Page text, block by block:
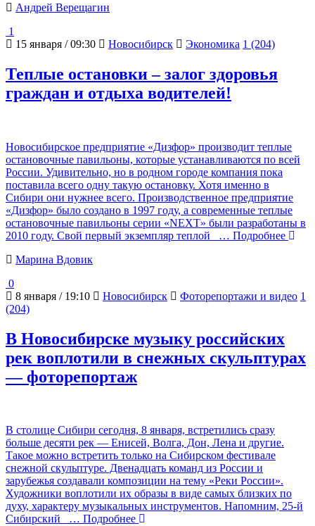
Андрей Верещагин
1
15 января / 09:30
Новосибирск Экономика 1 (204)
Теплые остановки – залог здоровья
граждан и отдыха водителей!
Новосибирское предприятие «Дизфор» производит теплые
остановочные павильоны, которые устанавливаются по всей
России. Удивительно, но в родном городе компания пока
поставила всего одну такую остановку. Хотя именно в
Сибири они нужнее всего. Производственное предприятие
«Дизфор» было создано в 1997 году, а современные теплые
остановочные павильоны серии «NEXT» были разработаны в
2010 году. Свой первый экземпляр теплой
… Подробнее
Марина Вдовик
0
8 января / 19:10
Новосибирск Фоторепортажи и видео 1
(204)
В Новосибирске музыку российских
рек воплотили в снежных скульптурах
— фоторепортаж
В столице Сибири сегодня, 8 января, встретились сразу
больше десяти рек — Енисей, Волга, Дон, Лена и другие.
Такое можно встретить только на Сибирском фестивале
снежной скульптуре. Двенадцать команд из России и
зарубежья создавали композиции на тему «Реки России».
Художники воплотили их образы в виде самых близких по
духу, характеру музыкальных инструментов. Напомним, 25-й
Сибирский
… Подробнее